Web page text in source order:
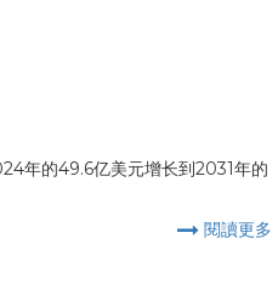
年的49.6亿美元增长到2031年的
閱讀更多